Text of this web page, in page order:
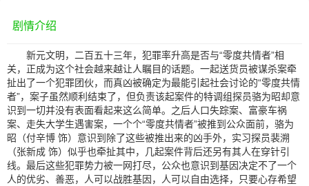
剧情介绍
新元文明，二百五十三年，犯罪率升高是否与“零度共情者”相
关，正成为这个社会越来越让人瞩目的话题。一起送货员被谋杀案牵
扯出了一个犯罪团伙，而真凶被确定为最能引起社会讨论的“零度共情
者”，案子虽然顺利结束了，但负责该起案件的特调组探员骆为昭却意
识到一切并没有表面看起来这么简单。之后人口失踪案、富豪车祸
案、走失大学生遇害案，一个个“零度共情者”被推到公众面前，骆为
昭（付辛博 饰）意识到除了这些被推出来的凶手外，实习探员裴溯
（张新成 饰）似乎也牵扯其中，几起案件背后还另有其人在穿针引
线。最后这些犯罪势力被一网打尽，公众也意识到基因决定不了一个
人的优劣、善恶，人可以战胜基因，人可以自由选择，只要心存希望